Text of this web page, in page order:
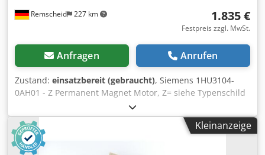
Remscheid 227 km 1.835 €
Festpreis zzgl. MwSt.
Anfragen Anrufen
Zustand: einsatzbereit (gebraucht), Siemens 1HU3104-
0AH01 - Z Permanent Magnet Motor, Z= siehe Typenschild
SN:E8K60727001005 , fachgerecht komplett überholt und
getestet mit 12 Monaten Gewährleistung, 100%
funktionsfähig, Lieferumfang gem. Fotos,Für diesen Artikel
gelten nicht die vereinbarten Verkaufsrabatte. Preis bitte
Kleinanzeige